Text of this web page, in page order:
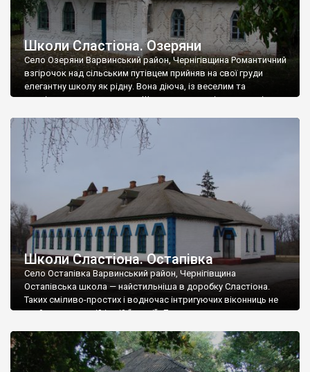
Школи Сластіона. Озеряни
Село Озеряни Варвинський район, Чернігівщина Романтичний
взгірочок над сільським путівцем прийняв на свої груди
елегантну школу як рідну. Вона діюча, із веселим та
привітним педколективом. Школярики у селі теж чудові —
в усіх-усюдах рідної України все буде добре… Текст та фото
Андрія Власенка.
Школи Сластіона. Остапівка
Село Остапівка Варвинський район, Чернігівщина
Остапівська школа — найстильніша в доробку Сластіона.
Таких сміливо-простих і водночас інтригуючих віконниць не
знайдете в жодній іншій “земці”. Дуже прикро, що ця перлина
“роздягнута” до дерева, змушена на манір Боттічеллієвої
Венери сором`язливо прикриватися диким виноградом…
Бережіть свій безцінний спадок, шановні остапівці […]